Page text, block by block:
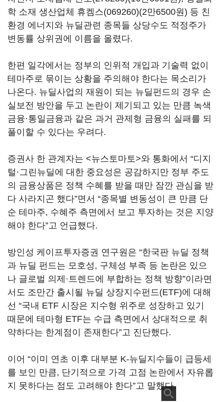
학 소재 생산업체 휴켐스(069260)(2만6500원) 등 친
환경 에너지와 뉴딜관련 종목들 상당수도 적정주가
변동률 상위권에 이름을 올렸다.
한편 일각에서는 정부의 인위적 개입과 기술력 없이
테마주로 묶이는 상황을 주의해야 한다는 목소리가
나온다. 뉴딜사업의 재원이 되는 뉴딜펀드의 경우 손
실보전 방안을 두고 논란이 제기되고 있는 만큼 녹색
금융·통일금융과 같은 과거 관제형 금융의 실패를 되
풀이할 수 있다는 우려다.
증권사 한 관계자는 <뉴스토마토>와 통화에서 “디지
털·그린뉴딜에 대한 중요성은 공감하지만 정부 주도
의 금융상품은 정책 수혜를 받을 때만 잠깐 관심을 받
다 사라지곤 했다”면서 “종목별 변동성이 큰 만큼 단
순 테마주, 수혜주 측면에서 보고 투자하는 것은 지양
해야 한다”고 언급했다.
방인성 케이프투자증권 연구원은 “한국판 뉴딜 정책
과 뉴딜 펀드는 모호성, 구체성 부족 등 논란은 있으
나 글로벌 의제·트렌드에 부합하는 정책 방향”이라면
서도 조만간 출시될 뉴딜 상장지수펀드(ETF)에 대해
선 “국내 ETF 시장은 지수형 위주로 성장하고 있기
때문에 테마형 ETF는 수급 측면에서 상대적으로 취
약하다는 한계점이 존재한다”고 진단했다.
이어 “이미 연초 이후 대부분 K-뉴딜지수들이 급등세
를 보인 만큼, 단기적으로 가격 고점 논란에서 자유롭
지 못하다는 점도 고려해야 한다”고 말했다.